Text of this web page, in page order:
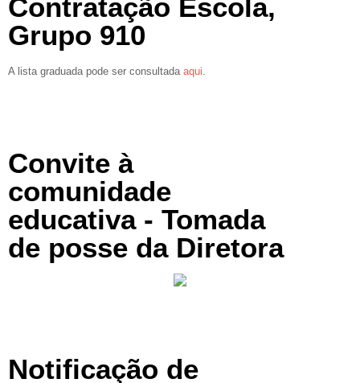
Contratação Escola,
Grupo 910
A lista graduada pode ser consultada aqui
Convite à
comunidade
educativa - Tomada
de posse da Diretora
Notificação de